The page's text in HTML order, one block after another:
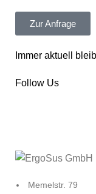
Zur Anfrage
Immer aktuell
Follow Us
Memelstr. 79